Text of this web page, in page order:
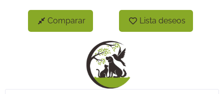
Comparar Lista deseos